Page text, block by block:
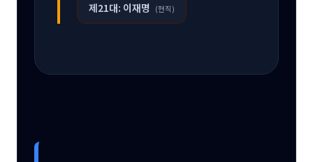
제21대: 이재명 (현직)